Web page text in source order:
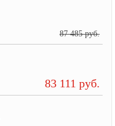
87 485 руб.
83 111 руб.